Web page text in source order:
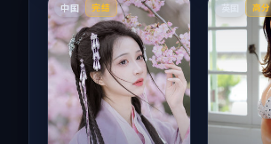
中国 完结 英国 高分